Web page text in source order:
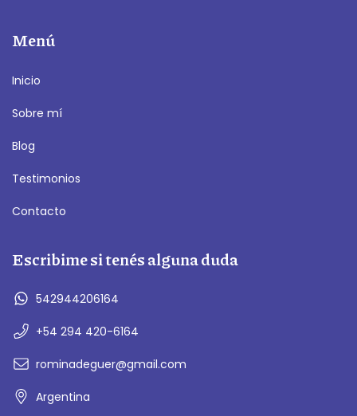
Menú
Inicio
Sobre mí
Blog
Testimonios
Contacto
Escribime si tenés alguna duda
542944206164
+54 294 420-6164
rominadeguer@gmail.com
Argentina